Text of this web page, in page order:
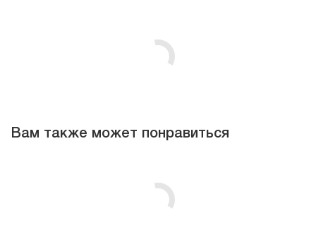
Вам также может понравиться